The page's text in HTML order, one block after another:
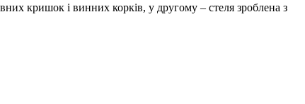
кришок і винних корків, у другому – стеля зроблена з